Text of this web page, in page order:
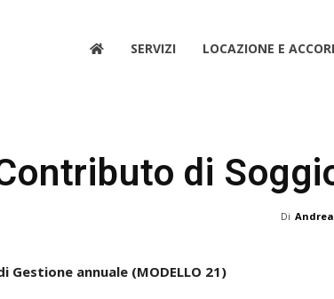
SERVIZI LOCAZIONE E
di
Di
annuale (MODELLO 21)